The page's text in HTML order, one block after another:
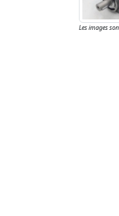
Les images